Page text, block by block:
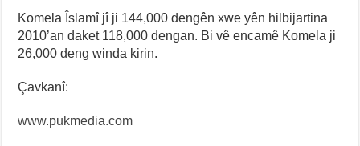
Komela Îslamî jî ji 144,000 dengên xwe yên hilbijartina
2010’an daket 118,000 dengan. Bi vê encamê Komela ji
26,000 deng winda kirin.
Çavkanî:
www.pukmedia.com